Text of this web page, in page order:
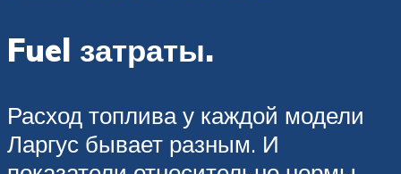
Fuel затраты.
Расход топлива у каждой модели
Ларгус бывает разным. И